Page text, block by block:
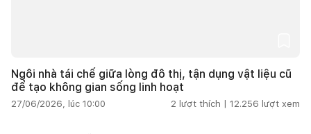
Ngôi nhà tái chế giữa lòng đô thị, tận dụng vật liệu cũ
để tạo không gian sống linh hoạt
27/06/2026, lúc 10:00 2 lượt thích | 12.256 lượt xem